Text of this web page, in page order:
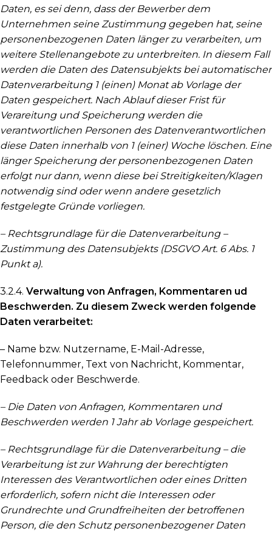
Daten, es sei denn, dass der Bewerber dem
Unternehmen seine Zustimmung gegeben hat, seine
personenbezogenen Daten länger zu verarbeiten, um
weitere Stellenangebote zu unterbreiten. In diesem Fall
werden die Daten des Datensubjekts bei automatischer
Datenverarbeitung 1 (einen) Monat ab Vorlage der
Daten gespeichert. Nach Ablauf dieser Frist für
Verareitung und Speicherung werden die
verantwortlichen Personen des Datenverantwortlichen
diese Daten innerhalb von 1 (einer) Woche löschen. Eine
länger Speicherung der personenbezogenen Daten
erfolgt nur dann, wenn diese bei Streitigkeiten/Klagen
notwendig sind oder wenn andere gesetzlich
festgelegte Gründe vorliegen.
– Rechtsgrundlage für die Datenverarbeitung –
Zustimmung des Datensubjekts (DSGVO Art. 6 Abs. 1
Punkt a).
3.2.4. Verwaltung von Anfragen, Kommentaren ud
Beschwerden. Zu diesem Zweck werden folgende
Daten verarbeitet:
– Name bzw. Nutzername, E-Mail-Adresse,
Telefonnummer, Text von Nachricht, Kommentar,
Feedback oder Beschwerde.
– Die Daten von Anfragen, Kommentaren und
Beschwerden werden 1 Jahr ab Vorlage gespeichert.
– Rechtsgrundlage für die Datenverarbeitung – die
Verarbeitung ist zur Wahrung der berechtigten
Interessen des Verantwortlichen oder eines Dritten
erforderlich, sofern nicht die Interessen oder
Grundrechte und Grundfreiheiten der betroffenen
Person, die den Schutz personenbezogener Daten